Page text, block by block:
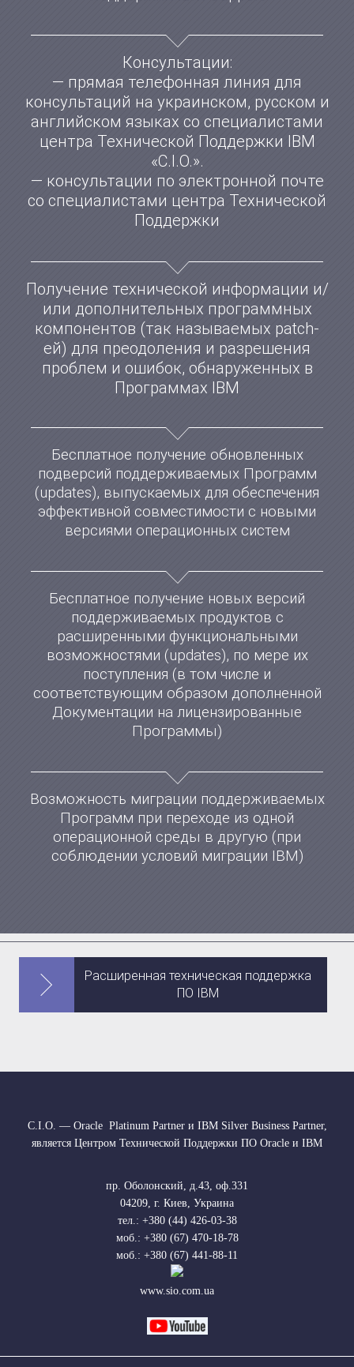
Консультации:
— прямая телефонная линия для
консультаций на украинском, русском и
английском языках со специалистами
центра Технической Поддержки IBM
«С.І.О.».
— консультации по электронной почте
со специалистами центра Технической
Поддержки
Получение технической информации и/
или дополнительных программных
компонентов (так называемых patch-
ей) для преодоления и разрешения
проблем и ошибок, обнаруженных в
Программах IBM
Бесплатное получение обновленных
подверсий поддерживаемых Программ
(updates), выпускаемых для обеспечения
эффективной совместимости с новыми
версиями операционных систем
Бесплатное получение новых версий
поддерживаемых продуктов с
расширенными функциональными
возможностями (updates), по мере их
поступления (в том числе и
соответствующим образом дополненной
Документации на лицензированные
Программы)
Возможность миграции поддерживаемых
Программ при переходе из одной
операционной среды в другую (при
соблюдении условий миграции IBM)
Расширенная техническая поддержка
ПО IBM
С.І.О. — Oracle Platinum Partner и IBM Silver Business Partner,
является Центром Технической Поддержки ПО Oracle и IBM
пр. Оболонский, д.43, оф.331
04209, г. Киев, Украина
тел.: +380 (44) 426-03-38
моб.: +380 (67) 470-18-78
моб.: +380 (67) 441-88-11
www.sio.com.ua